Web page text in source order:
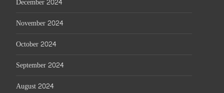
November 2024
October 2024
September 2024
August 2024